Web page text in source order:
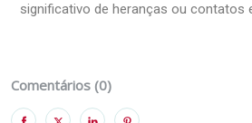
significativo de heranças ou contatos
Comentários (0)